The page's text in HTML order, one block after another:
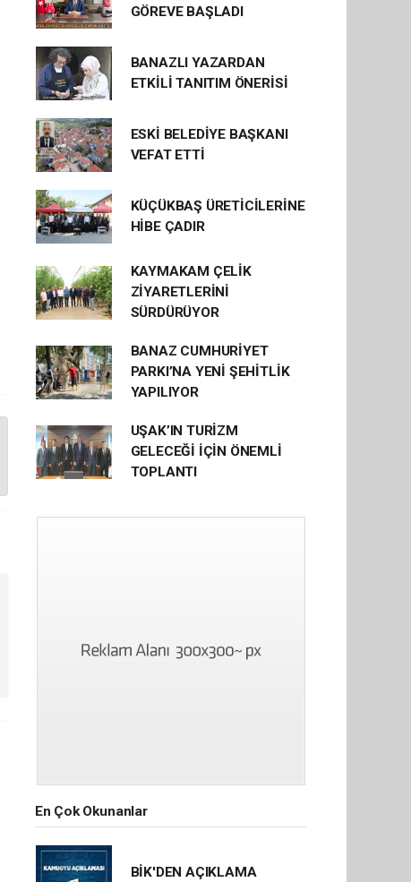
GÖREVE BAŞLADI
BANAZLI YAZARDAN
ETKİLİ TANITIM ÖNERİSİ
ESKİ BELEDİYE BAŞKANI
VEFAT ETTİ
KÜÇÜKBAŞ ÜRETİCİLERİNE
HİBE ÇADIR
KAYMAKAM ÇELİK
ZİYARETLERİNİ
SÜRDÜRÜYOR
BANAZ CUMHURİYET
PARKI’NA YENİ ŞEHİTLİK
YAPILIYOR
UŞAK’IN TURİZM
GELECEĞİ İÇİN ÖNEMLİ
TOPLANTI
En Çok Okunanlar
BİK'DEN AÇIKLAMA